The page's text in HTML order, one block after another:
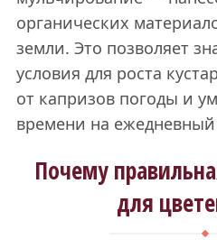
органических
земли. Это позволяет
условия для роста
от капризов погоды и
времени на ежедневный
Почему
для